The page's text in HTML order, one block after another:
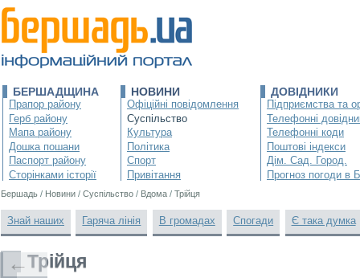
БЕРШАДЩИНА
Прапор району
Герб району
Мапа району
Дошка пошани
Паспорт району
Сторінками історії
НОВИНИ
Офіційні повідомлення
Суспільство
Культура
Політика
Спорт
Привітання
ДОВІДНИКИ
Підприємства та
Телефонні
Телефонні коди
Поштові індекси
Дім. Сад. Город.
Прогноз погоди в
Бершадь / Новини / Суспільство / Вдома / Трійця
Знай наших Гаряча лінія В громадах Спогади Є така думка
Трійця
←